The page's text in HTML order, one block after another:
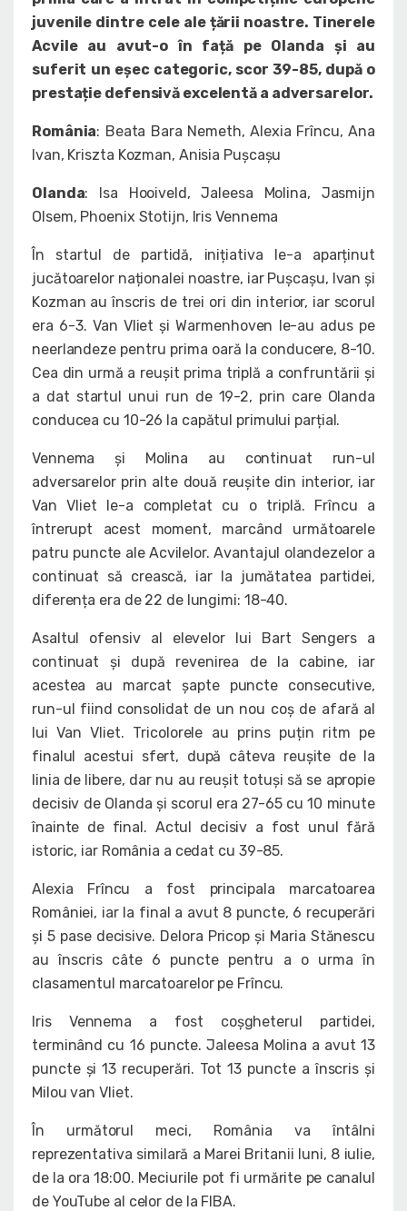
juvenile dintre cele ale țării noastre. Tinerele
Acvile au avut-o în față pe Olanda și au
suferit un eșec categoric, scor 39-85, după o
prestație defensivă excelentă a adversarelor.
România: Beata Bara Nemeth, Alexia Frîncu, Ana
Ivan, Kriszta Kozman, Anisia Pușcașu
Olanda: Isa Hooiveld, Jaleesa Molina, Jasmijn
Olsem, Phoenix Stotijn, Iris Vennema
În startul de partidă, inițiativa le-a aparținut
jucătoarelor naționalei noastre, iar Pușcașu, Ivan și
Kozman au înscris de trei ori din interior, iar scorul
era 6-3. Van Vliet și Warmenhoven le-au adus pe
neerlandeze pentru prima oară la conducere, 8-10.
Cea din urmă a reușit prima triplă a confruntării și
a dat startul unui run de 19-2, prin care Olanda
conducea cu 10-26 la capătul primului parțial.
Vennema și Molina au continuat run-ul
adversarelor prin alte două reușite din interior, iar
Van Vliet le-a completat cu o triplă. Frîncu a
întrerupt acest moment, marcând următoarele
patru puncte ale Acvilelor. Avantajul olandezelor a
continuat să crească, iar la jumătatea partidei,
diferența era de 22 de lungimi: 18-40.
Asaltul ofensiv al elevelor lui Bart Sengers a
continuat și după revenirea de la cabine, iar
acestea au marcat șapte puncte consecutive,
run-ul fiind consolidat de un nou coș de afară al
lui Van Vliet. Tricolorele au prins puțin ritm pe
finalul acestui sfert, după câteva reușite de la
linia de libere, dar nu au reușit totuși să se apropie
decisiv de Olanda și scorul era 27-65 cu 10 minute
înainte de final. Actul decisiv a fost unul fără
istoric, iar România a cedat cu 39-85.
Alexia Frîncu a fost principala marcatoarea
României, iar la final a avut 8 puncte, 6 recuperări
și 5 pase decisive. Delora Pricop și Maria Stănescu
au înscris câte 6 puncte pentru a o urma în
clasamentul marcatoarelor pe Frîncu.
Iris Vennema a fost coșgheterul partidei,
terminând cu 16 puncte. Jaleesa Molina a avut 13
puncte și 13 recuperări. Tot 13 puncte a înscris și
Milou van Vliet.
În următorul meci, România va întâlni
reprezentativa similară a Marei Britanii luni, 8 iulie,
de la ora 18:00. Meciurile pot fi urmărite pe canalul
de YouTube al celor de la FIBA.